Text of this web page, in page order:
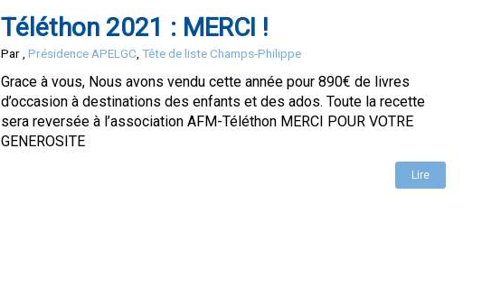
Téléthon 2021 : MERCI !
Par Présidence APELGC Tête de liste Champs-Philippe
Grace à vous, Nous avons vendu cette année pour 890€ de livres
d’occasion à destinations des enfants et des ados. Toute la recette
sera reversée à l’association AFM-Téléthon MERCI POUR VOTRE
GENEROSITE
Lire